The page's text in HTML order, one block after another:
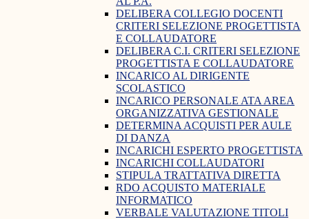
DELIBERA COLLEGIO DOCENTI
CRITERI SELEZIONE PROGETTISTA
E COLLAUDATORE
DELIBERA C.I. CRITERI SELEZIONE
PROGETTISTA E COLLAUDATORE
INCARICO AL DIRIGENTE
SCOLASTICO
INCARICO PERSONALE ATA AREA
ORGANIZZATIVA GESTIONALE
DETERMINA ACQUISTI PER AULE
DI DANZA
INCARICHI ESPERTO PROGETTISTA
INCARICHI COLLAUDATORI
STIPULA TRATTATIVA DIRETTA
RDO ACQUISTO MATERIALE
INFORMATICO
VERBALE VALUTAZIONE TITOLI